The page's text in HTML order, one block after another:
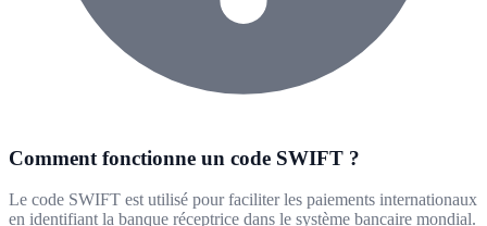
Comment fonctionne un code SWIFT ?
Le code SWIFT est utilisé pour faciliter les paiements internationaux
en identifiant la banque réceptrice dans le système bancaire mondial.